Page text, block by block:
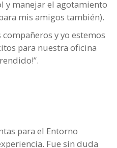
y manejar el agotamiento
mis amigos también).
y yo estemos
para nuestra oficina
para el Entorno
Fue sin duda